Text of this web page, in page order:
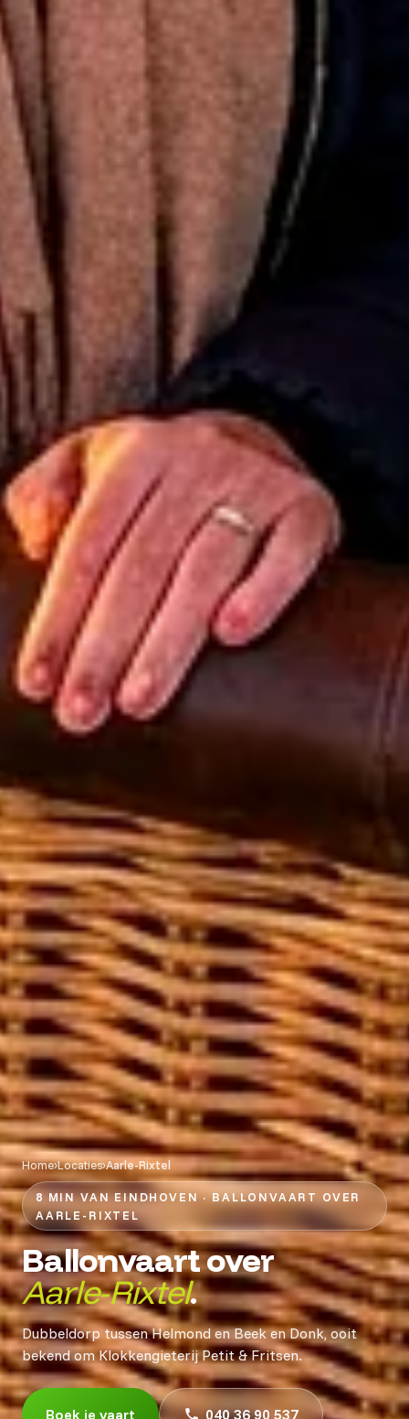
Home›Locaties›Aarle-Rixtel
8 MIN VAN EINDHOVEN · BALLONVAART OVER
AARLE-RIXTEL
Ballonvaart over
Aarle-Rixtel.
Dubbeldorp tussen Helmond en Beek en Donk, ooit
bekend om Klokkengieterij Petit & Fritsen.
Boek je vaart 040 36 90 537